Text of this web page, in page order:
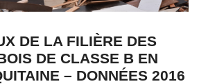
DE LA FILIÈRE DES
DE CLASSE B EN
– DONNÉES 2016